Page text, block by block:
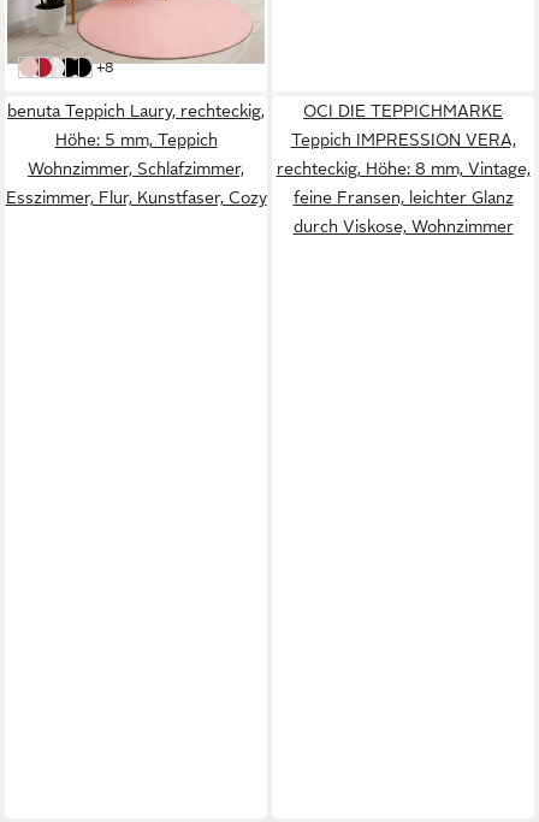
-26%
in 4-5 Werktagen bei dir
blush
rotcreme
grau
anthrazit
weitere Farben:
+8
benuta Teppich Laury, rechteckig,
Höhe: 5 mm, Teppich
Wohnzimmer, Schlafzimmer,
Esszimmer, Flur, Kunstfaser, Cozy
OCI DIE TEPPICHMARKE
Teppich IMPRESSION VERA,
rechteckig, Höhe: 8 mm, Vintage,
feine Fransen, leichter Glanz
durch Viskose, Wohnzimmer